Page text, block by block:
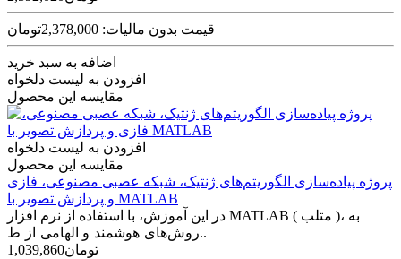
قیمت بدون مالیات: 2,378,000تومان
اضافه به سبد خرید
افزودن به لیست دلخواه
مقایسه این محصول
افزودن به لیست دلخواه
مقایسه این محصول
پروژه پیاده‌سازی الگوریتم‌های ژنتیک، شبکه عصبی مصنوعی، فازی
و پردازش تصویر با MATLAB
در این آموزش، با استفاده از نرم افزار MATLAB ( متلب )، به
روش‌های هوشمند و الهامی از ط..
1,039,860تومان